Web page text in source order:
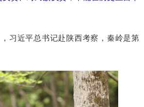
近平总书记赴陕西考察，秦岭是第